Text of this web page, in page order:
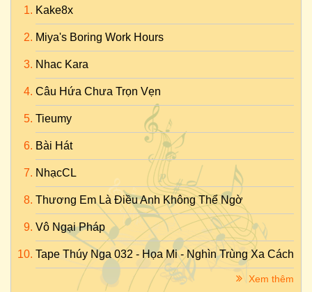
Kake8x
Miya's Boring Work Hours
Nhac Kara
Câu Hứa Chưa Trọn Vẹn
Tieumy
Bài Hát
NhạcCL
Thương Em Là Điều Anh Không Thể Ngờ
Vô Ngại Pháp
Tape Thúy Nga 032 - Họa Mi - Nghìn Trùng Xa Cách
Xem thêm